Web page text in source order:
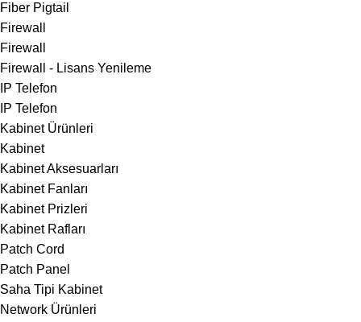
Fiber Pigtail
Firewall
Firewall
Firewall - Lisans Yenileme
IP Telefon
IP Telefon
Kabinet Ürünleri
Kabinet
Kabinet Aksesuarları
Kabinet Fanları
Kabinet Prizleri
Kabinet Rafları
Patch Cord
Patch Panel
Saha Tipi Kabinet
Network Ürünleri